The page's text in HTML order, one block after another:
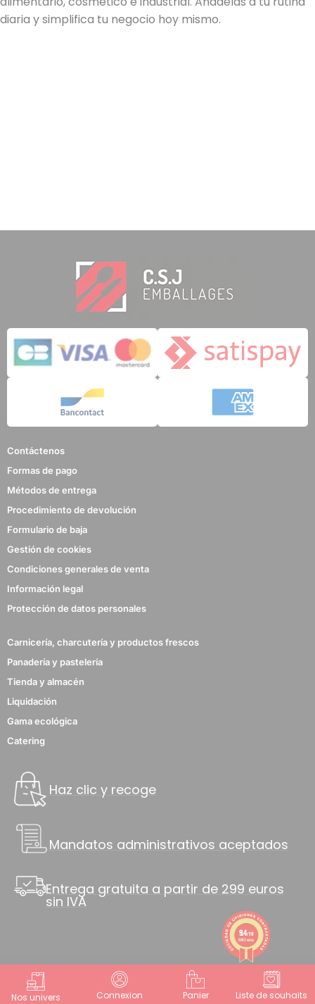
Nos univers Connexion Panier Liste de souhaits
diaria y simplifica tu negocio hoy mismo.
Contáctenos
Formas de pago
Métodos de entrega
Procedimiento de devolución
Formulario de baja
Gestión de cookies
Condiciones generales de venta
Información legal
Protección de datos personales
Carnicería, charcutería y productos frescos
Panadería y pastelería
Tienda y almacén
Liquidación
Gama ecológica
Catering
Haz clic y recoge
Mandatos administrativos aceptados
Entrega gratuita a partir de 299 euros
sin IVA
9.4/10
8842 notas